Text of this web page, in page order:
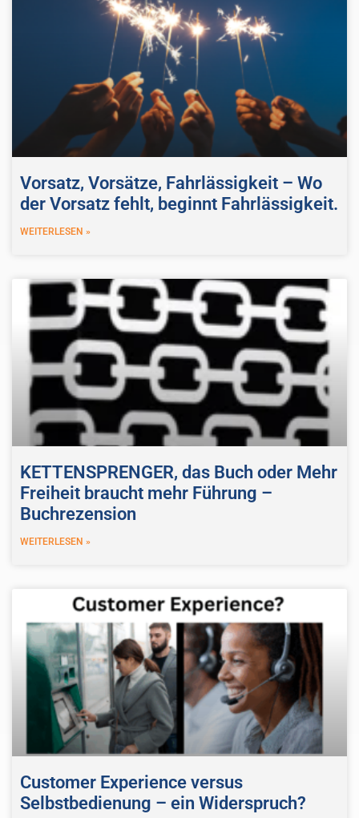
Vorsatz, Vorsätze, Fahrlässigkeit – Wo
der Vorsatz fehlt, beginnt Fahrlässigkeit.
WEITERLESEN »
KETTENSPRENGER, das Buch oder Mehr
Freiheit braucht mehr Führung –
Buchrezension
WEITERLESEN »
Customer Experience versus
Selbstbedienung – ein Widerspruch?